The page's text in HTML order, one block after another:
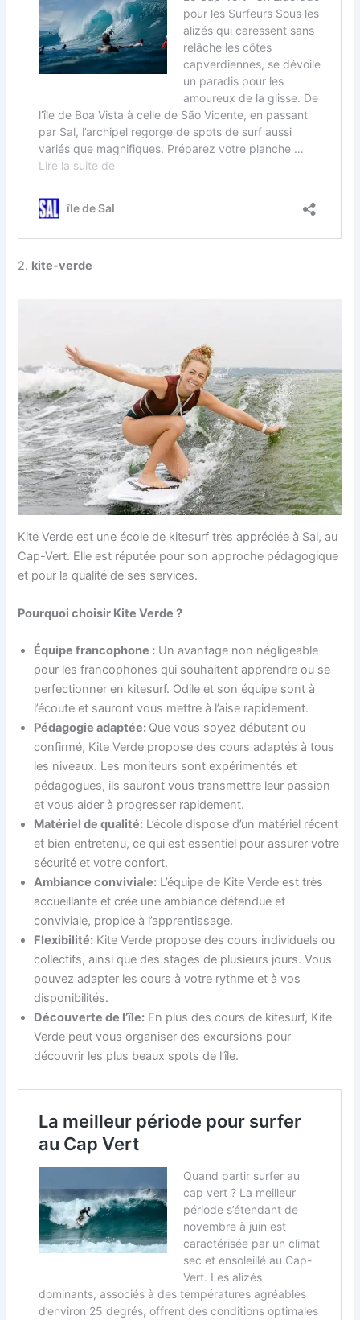
2. kite-verde
Kite Verde est une école de kitesurf très appréciée à Sal, au
Cap-Vert. Elle est réputée pour son approche pédagogique
et pour la qualité de ses services.
Pourquoi choisir Kite Verde ?
Équipe francophone : Un avantage non négligeable
pour les francophones qui souhaitent apprendre ou se
perfectionner en kitesurf. Odile et son équipe sont à
l’écoute et sauront vous mettre à l’aise rapidement.
Pédagogie adaptée: Que vous soyez débutant ou
confirmé, Kite Verde propose des cours adaptés à tous
les niveaux. Les moniteurs sont expérimentés et
pédagogues, ils sauront vous transmettre leur passion
et vous aider à progresser rapidement.
Matériel de qualité: L’école dispose d’un matériel récent
et bien entretenu, ce qui est essentiel pour assurer votre
sécurité et votre confort.
Ambiance conviviale: L’équipe de Kite Verde est très
accueillante et crée une ambiance détendue et
conviviale, propice à l’apprentissage.
Flexibilité: Kite Verde propose des cours individuels ou
collectifs, ainsi que des stages de plusieurs jours. Vous
pouvez adapter les cours à votre rythme et à vos
disponibilités.
Découverte de l’île: En plus des cours de kitesurf, Kite
Verde peut vous organiser des excursions pour
découvrir les plus beaux spots de l’île.